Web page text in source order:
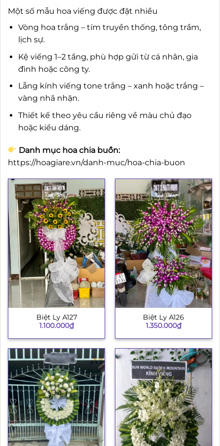
Một số mẫu hoa viếng được đặt nhiều
Vòng hoa trắng – tím truyền thống, tông trầm,
lịch sự.
Kệ viếng 1–2 tầng, phù hợp gửi từ cá nhân, gia
đình hoặc công ty.
Lẵng kính viếng tone trắng – xanh hoặc trắng –
vàng nhã nhặn.
Thiết kế theo yêu cầu riêng về màu chủ đạo
hoặc kiểu dáng.
Danh mục hoa chia buồn:
https://hoagiare.vn/danh-muc/hoa-chia-buon
Biệt Ly A127
1.100.000₫
Biệt Ly A126
1.350.000₫